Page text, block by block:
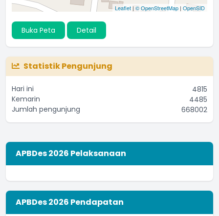
Leaflet | © OpenStreetMap | OpenSID
Buka Peta Detail
Statistik Pengunjung
Hari ini
4815
Kemarin
4485
Jumlah pengunjung
668002
APBDes 2026 Pelaksanaan
APBDes 2026 Pendapatan